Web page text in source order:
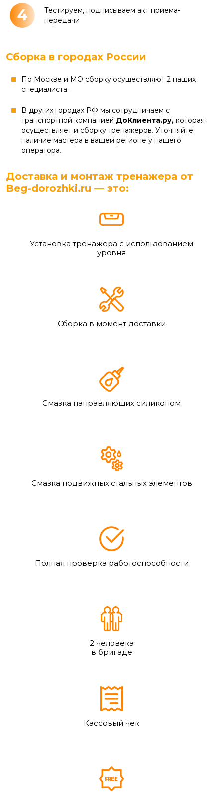
4
Тестируем, подписываем акт приема-
передачи
Сборка в городах России
По Москве и МО сборку осуществляют 2 наших
специалиста.
В других городах РФ мы сотрудничаем с
транспортной компанией ДоКлиента.ру, которая
осуществляет и сборку тренажеров. Уточняйте
наличие мастера в вашем регионе у нашего
оператора.
Доставка и монтаж тренажера от
Beg-dorozhki.ru — это:
Установка тренажера с использованием
уровня
Сборка в момент доставки
Смазка направляющих силиконом
Смазка подвижных стальных элементов
Полная проверка работоспособности
2 человека
в бригаде
Кассовый чек